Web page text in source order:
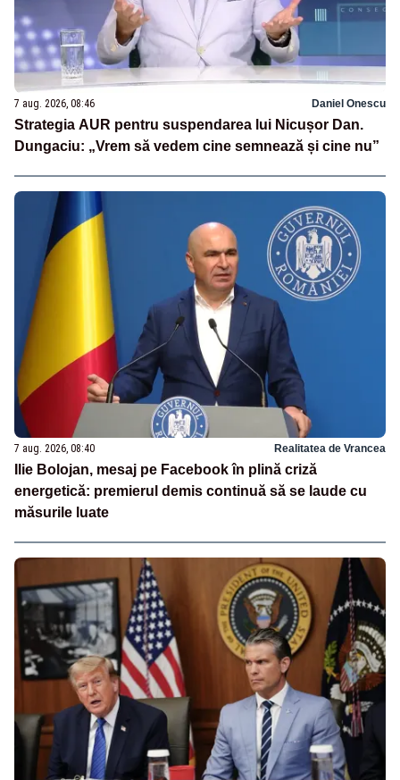
7 aug. 2026, 08:46 Daniel Onescu
Strategia AUR pentru suspendarea lui Nicușor Dan.
Dungaciu: „Vrem să vedem cine semnează și cine nu”
7 aug. 2026, 08:40 Realitatea de Vrancea
Ilie Bolojan, mesaj pe Facebook în plină criză
energetică: premierul demis continuă să se laude cu
măsurile luate